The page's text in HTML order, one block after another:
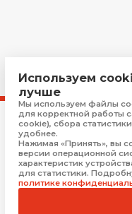
Контакты
Работаем ежедневно и
+7(978)268-
Используем
лучше
Мы используем файлы
для корректной работы
cookie), сбора
удобнее.
Нажимая «Принять», вы
версии операционной
характеристик
для статистики.
политике